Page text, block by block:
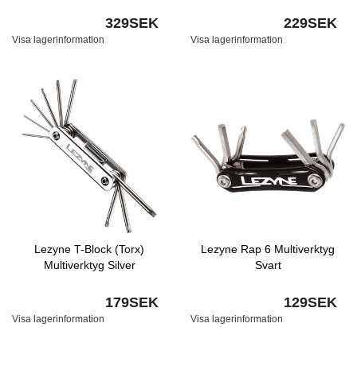
329SEK
Visa lagerinformation
229SEK
Visa lagerinformation
Lezyne T-Block (Torx)
Multiverktyg Silver
179SEK
Visa lagerinformation
Lezyne Rap 6 Multiverktyg
Svart
129SEK
Visa lagerinformation